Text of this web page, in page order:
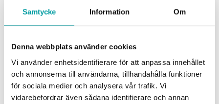
Samtycke Information Om
Denna webbplats använder cookies
Vi använder enhetsidentifierare för att anpassa innehållet
och annonserna till användarna, tillhandahålla funktioner
för sociala medier och analysera vår trafik. Vi
vidarebefordrar även sådana identifierare och annan
rapporteres. Samtidig vil mange selskaper håndtere
takket være forbedret hendelseshåndtering og flere
rapporterte hendelser.
Sikkerheten vil øke betydelig hvis vi gjør det på riktig
måte og deler informasjon. Det vil kreves et tettere